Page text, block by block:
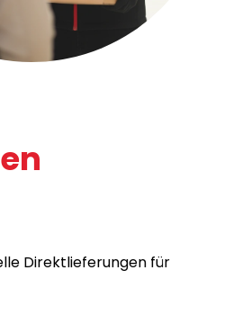
Direktlieferungen für